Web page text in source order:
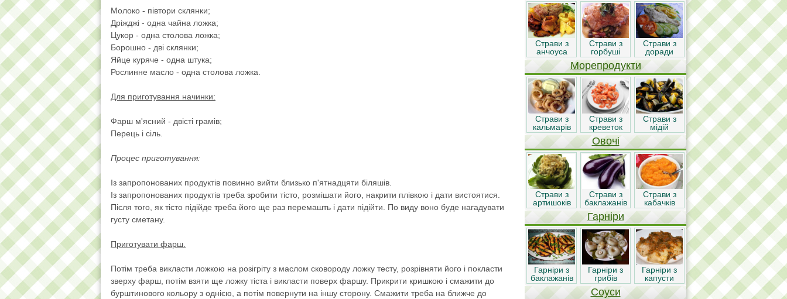
Молоко - півтори склянки;
Дріжджі - одна чайна ложка;
Цукор - одна столова ложка;
Борошно - дві склянки;
Яйце куряче - одна штука;
Рослинне масло - одна столова ложка.
Для приготування начинки:
Фарш м'ясний - двісті грамів;
Перець і сіль.
Процес приготування:
Із запропонованих продуктів повинно вийти близько п'ятнадцяти біляшів.
Із запропонованих продуктів треба зробити тісто, розмішати його, накрити плівкою і дати вистоятися.
Після того, як тісто підійде треба його ще раз перемашть і дати підійти. По виду воно буде нагадувати
густу сметану.
Приготувати фарш.
Потім треба викласти ложкою на розігріту з маслом сковороду ложку тесту, розрівняти його і покласти
зверху фарш, потім взяти ще ложку тіста і викласти поверх фаршу. Прикрити кришкою і смажити до
бурштинового кольору з однією, а потім повернути на іншу сторону. Смажити треба на ближче до
Страви з
анчоуса
Страви з
горбуші
Страви з
доради
Морепродукти
Страви з
кальмарів
Страви з
креветок
Страви з
мідій
Овочі
Страви з
артишоків
Страви з
баклажанів
Страви з
кабачків
Гарніри
Гарніри з
баклажанів
Гарніри з
грибів
Гарніри з
капусти
Соуси